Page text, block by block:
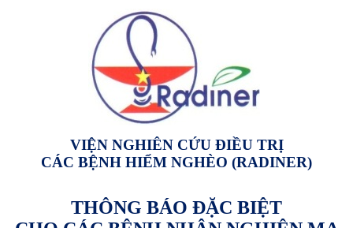
VIỆN NGHIÊN CỨU ĐIỀU TRỊ
CÁC BỆNH HIỂM NGHÈO (RADINER)
THÔNG BÁO ĐẶC BIỆT